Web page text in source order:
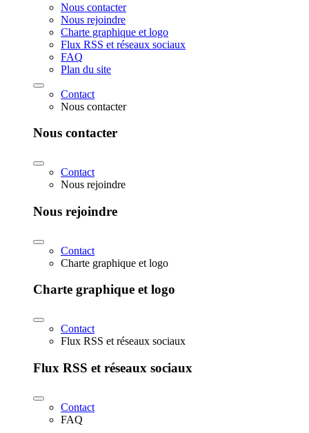
Nous contacter
Nous rejoindre
Charte graphique et logo
Flux RSS et réseaux sociaux
FAQ
Plan du site
Contact
Nous contacter
Nous contacter
Contact
Nous rejoindre
Nous rejoindre
Contact
Charte graphique et logo
Charte graphique et logo
Contact
Flux RSS et réseaux sociaux
Flux RSS et réseaux sociaux
Contact
FAQ